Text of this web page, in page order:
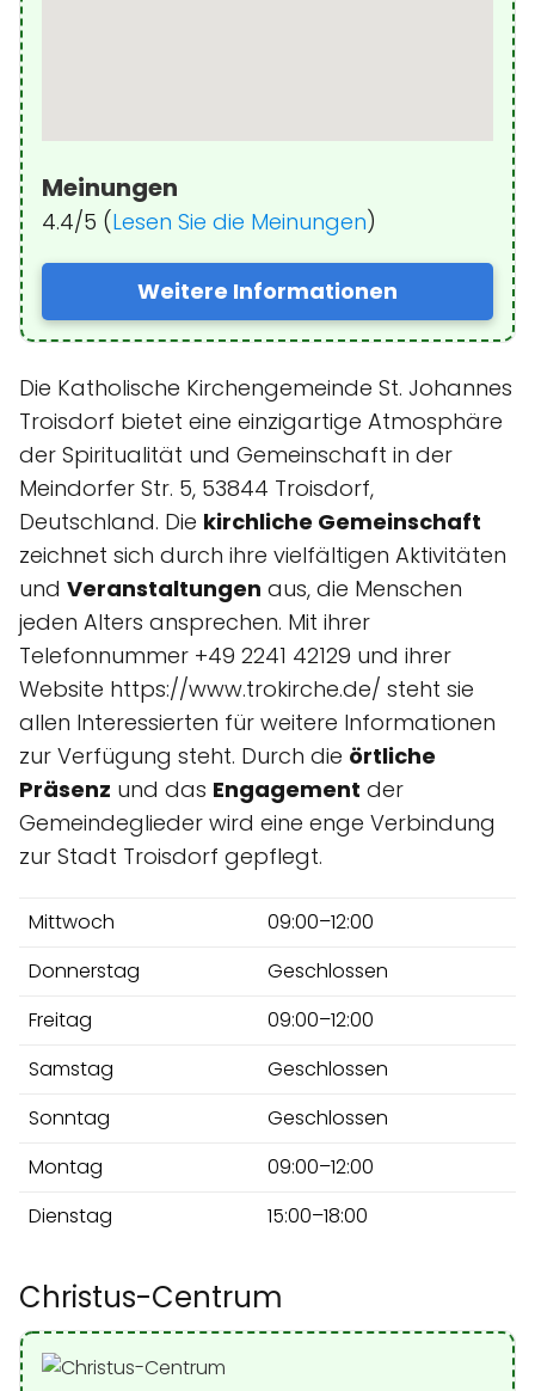
Meinungen
4.4/5 (Lesen Sie die Meinungen)
Weitere Informationen
Die Katholische Kirchengemeinde St. Johannes
Troisdorf bietet eine einzigartige Atmosphäre
der Spiritualität und Gemeinschaft in der
Meindorfer Str. 5, 53844 Troisdorf,
Deutschland. Die kirchliche Gemeinschaft
zeichnet sich durch ihre vielfältigen Aktivitäten
und Veranstaltungen aus, die Menschen
jeden Alters ansprechen. Mit ihrer
Telefonnummer +49 2241 42129 und ihrer
Website https://www.trokirche.de/ steht sie
allen Interessierten für weitere Informationen
zur Verfügung steht. Durch die örtliche
Präsenz und das Engagement der
Gemeindeglieder wird eine enge Verbindung
zur Stadt Troisdorf gepflegt.
Mittwoch
09:00–12:00
Donnerstag
Geschlossen
Freitag
09:00–12:00
Samstag
Geschlossen
Sonntag
Geschlossen
Montag
09:00–12:00
Dienstag
15:00–18:00
Christus-Centrum